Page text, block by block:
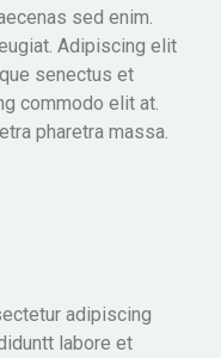
sed enim.
Adipiscing elit
senectus et
commodo elit at.
pharetra massa.
adipiscing
labore et